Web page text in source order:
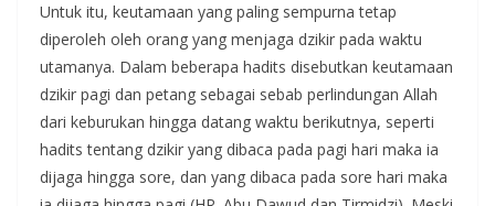
Untuk itu, keutamaan yang paling sempurna tetap
diperoleh oleh orang yang menjaga dzikir pada waktu
utamanya. Dalam beberapa hadits disebutkan keutamaan
dzikir pagi dan petang sebagai sebab perlindungan Allah
dari keburukan hingga datang waktu berikutnya, seperti
hadits tentang dzikir yang dibaca pada pagi hari maka ia
dijaga hingga sore, dan yang dibaca pada sore hari maka